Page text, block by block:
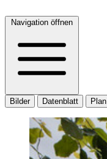
Navigation öffnen
Bilder Datenblatt Plan